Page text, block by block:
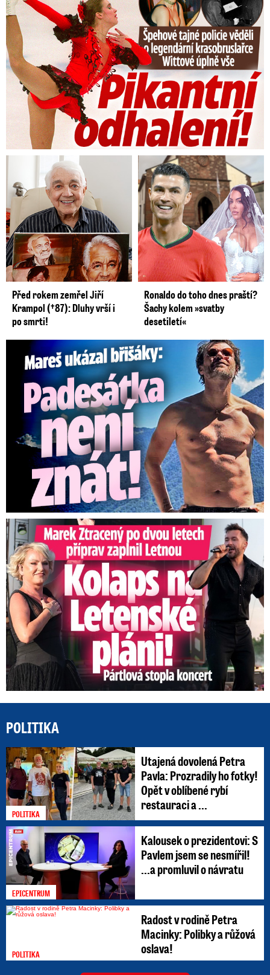
Před rokem zemřel Jiří
Krampol (†87): Dluhy vrší i
po smrti!
Ronaldo do toho dnes praští?
Šachy kolem »svatby
desetiletí«
Mareš v dokonalé formě ukázal břišáky: Padesátka není znát
Marek Ztracený na Letné: Pártlová stopla koncert
POLITIKA
POLITIKA
Utajená dovolená Petra
Pavla: Prozradily ho fotky!
Opět v oblíbené rybí
restauraci a ...
EPICENTRUM
Kalousek o prezidentovi: S
Pavlem jsem se nesmířil!
...a promluvil o návratu
POLITIKA
Radost v rodině Petra
Macinky: Polibky a růžová
oslava!